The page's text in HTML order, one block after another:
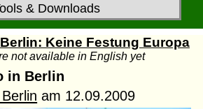
& Downloads
Keine Festung Europa
not available in English yet
in Berlin
am 12.09.2009